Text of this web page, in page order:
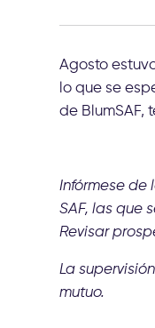
Agosto
lo que se
de BlumSAF,
Infórmese de
SAF, las que
Revisar
La
mutuo.